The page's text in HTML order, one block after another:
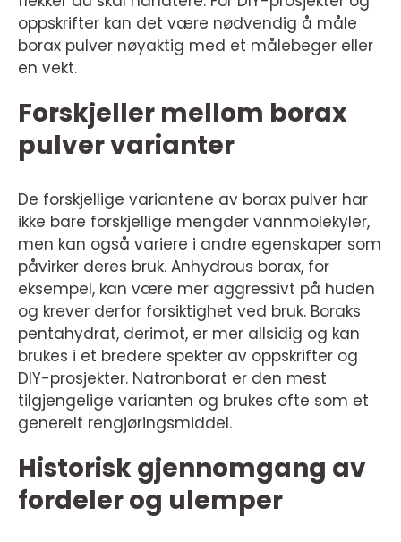
oppskrifter kan det være nødvendig å måle
borax pulver nøyaktig med et målebeger eller
en vekt.
Forskjeller mellom borax
pulver varianter
De forskjellige variantene av borax pulver har
ikke bare forskjellige mengder vannmolekyler,
men kan også variere i andre egenskaper som
påvirker deres bruk. Anhydrous borax, for
eksempel, kan være mer aggressivt på huden
og krever derfor forsiktighet ved bruk. Boraks
pentahydrat, derimot, er mer allsidig og kan
brukes i et bredere spekter av oppskrifter og
DIY-prosjekter. Natronborat er den mest
tilgjengelige varianten og brukes ofte som et
generelt rengjøringsmiddel.
Historisk gjennomgang av
fordeler og ulemper